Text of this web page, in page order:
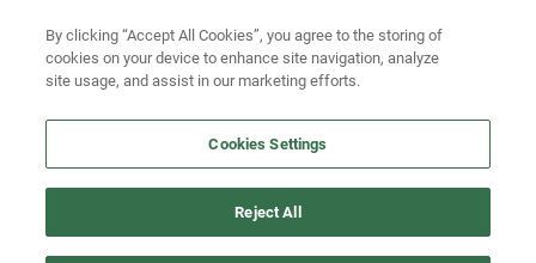
Busque por marca
Busque por modelo
Busque por versão
By clicking “Accept All Cookies”, you agree to the storing of
cookies on your device to enhance site navigation, analyze
site usage, and assist in our marketing efforts.
Cookies Settings
Reject All